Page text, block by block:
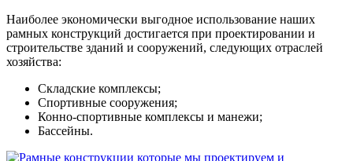
Наиболее экономически выгодное использование наших
рамных конструкций достигается при проектировании и
строительстве зданий и сооружений, следующих отраслей
хозяйства:
Складские комплексы;
Спортивные сооружения;
Конно-спортивные комплексы и манежи;
Бассейны.